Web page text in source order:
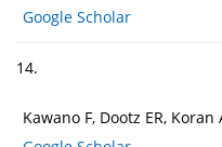
Google Scholar
14.
Kawano F, Dootz ER,